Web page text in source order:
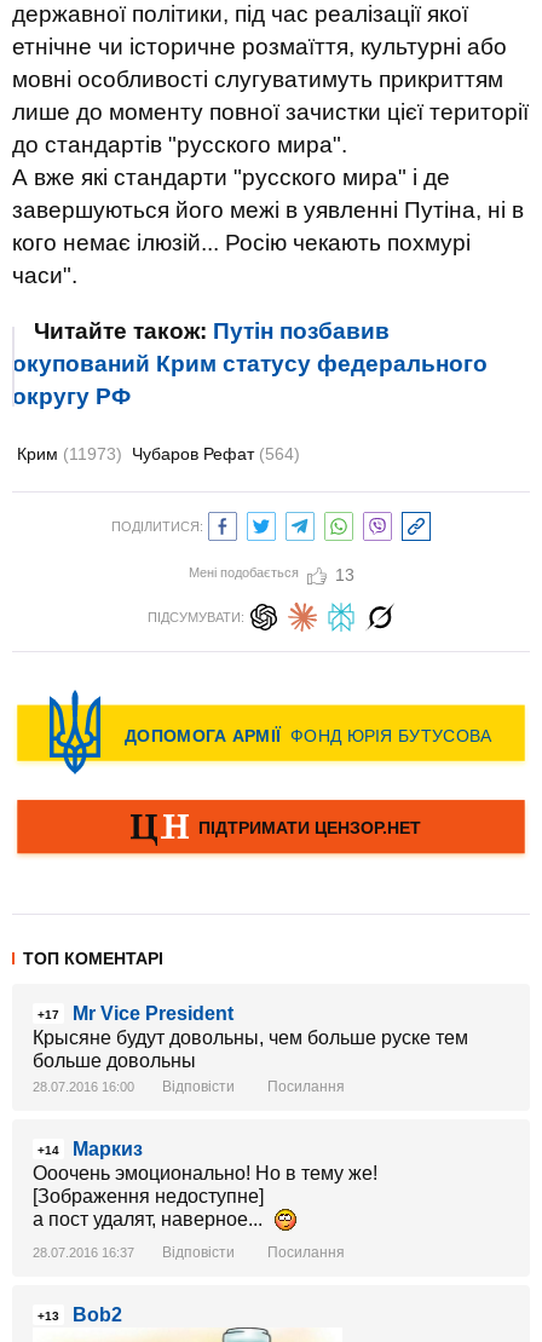
державної політики, під час реалізації якої
етнічне чи історичне розмаїття, культурні або
мовні особливості слугуватимуть прикриттям
лише до моменту повної зачистки цієї території
до стандартів "русского мира".
А вже які стандарти "русского мира" і де
завершуються його межі в уявленні Путіна, ні в
кого немає ілюзій... Росію чекають похмурі
часи".
Читайте також: Путін позбавив
окупований Крим статусу федерального
округу РФ
Крим (11973) Чубаров Рефат (564)
ПОДІЛИТИСЯ:
Мені подобається 13
ПІДСУМУВАТИ:
ТОП КОМЕНТАРІ
+17
Mr Vice President
Крысяне будут довольны, чем больше руске тем
больше довольны
28.07.2016 16:00 Відповісти Посилання
+14
Маркиз
Ооочень эмоционально! Но в тему же!
[Зображення недоступне]
а пост удалят, наверное...
28.07.2016 16:37 Відповісти Посилання
+13 Bob2